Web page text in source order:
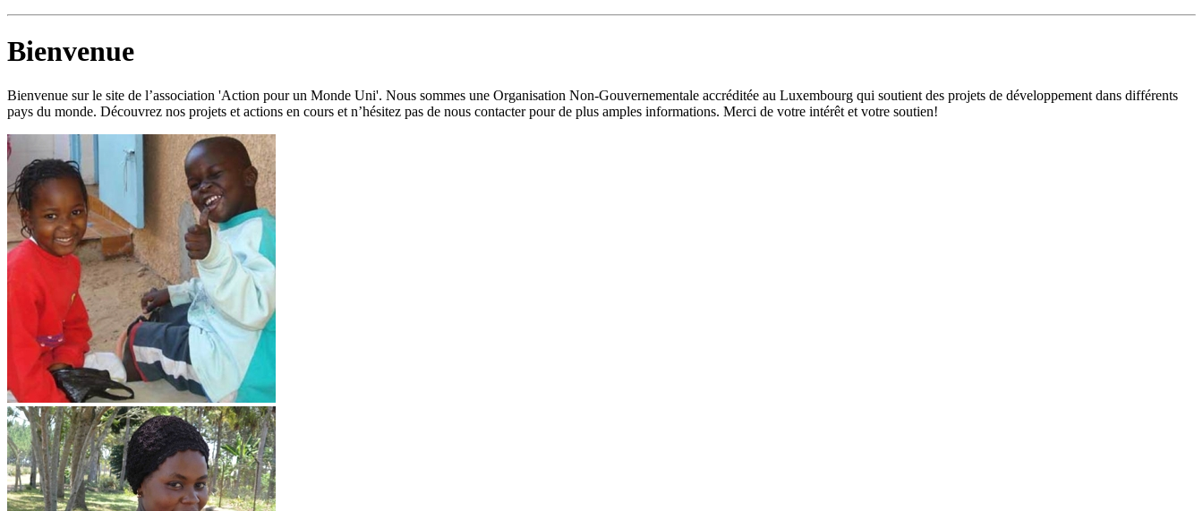
Bienvenue
Bienvenue sur le site de l’association 'Action pour un Monde Uni'. Nous sommes une Organisation Non-Gouvernementale accréditée au Luxembourg qui soutient des projets de développement dans différents
pays du monde. Découvrez nos projets et actions en cours et n’hésitez pas de nous contacter pour de plus amples informations. Merci de votre intérêt et votre soutien!